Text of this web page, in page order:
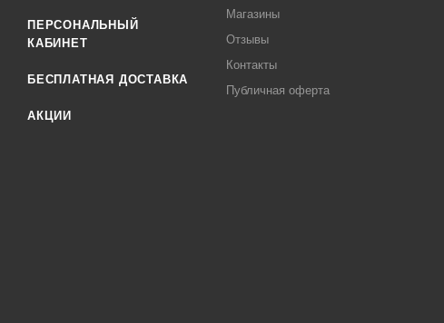
ПЕРСОНАЛЬНЫЙ
КАБИНЕТ
БЕСПЛАТНАЯ ДОСТАВКА
АКЦИИ
Магазины
Отзывы
Контакты
Публичная оферта